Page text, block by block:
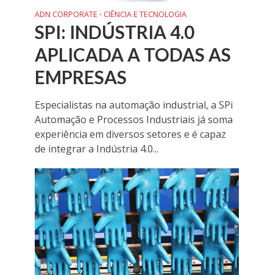
ADN CORPORATE • CIÊNCIA E TECNOLOGIA
SPI: INDÚSTRIA 4.0
APLICADA A TODAS AS
EMPRESAS
Especialistas na automação industrial, a SPi
Automação e Processos Industriais já soma
experiência em diversos setores e é capaz
de integrar a Indústria 4.0...